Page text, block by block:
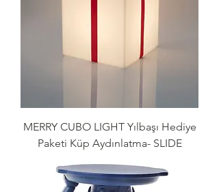
MERRY CUBO LIGHT Yılbaşı Hediye
Paketi Küp Aydınlatma- SLIDE